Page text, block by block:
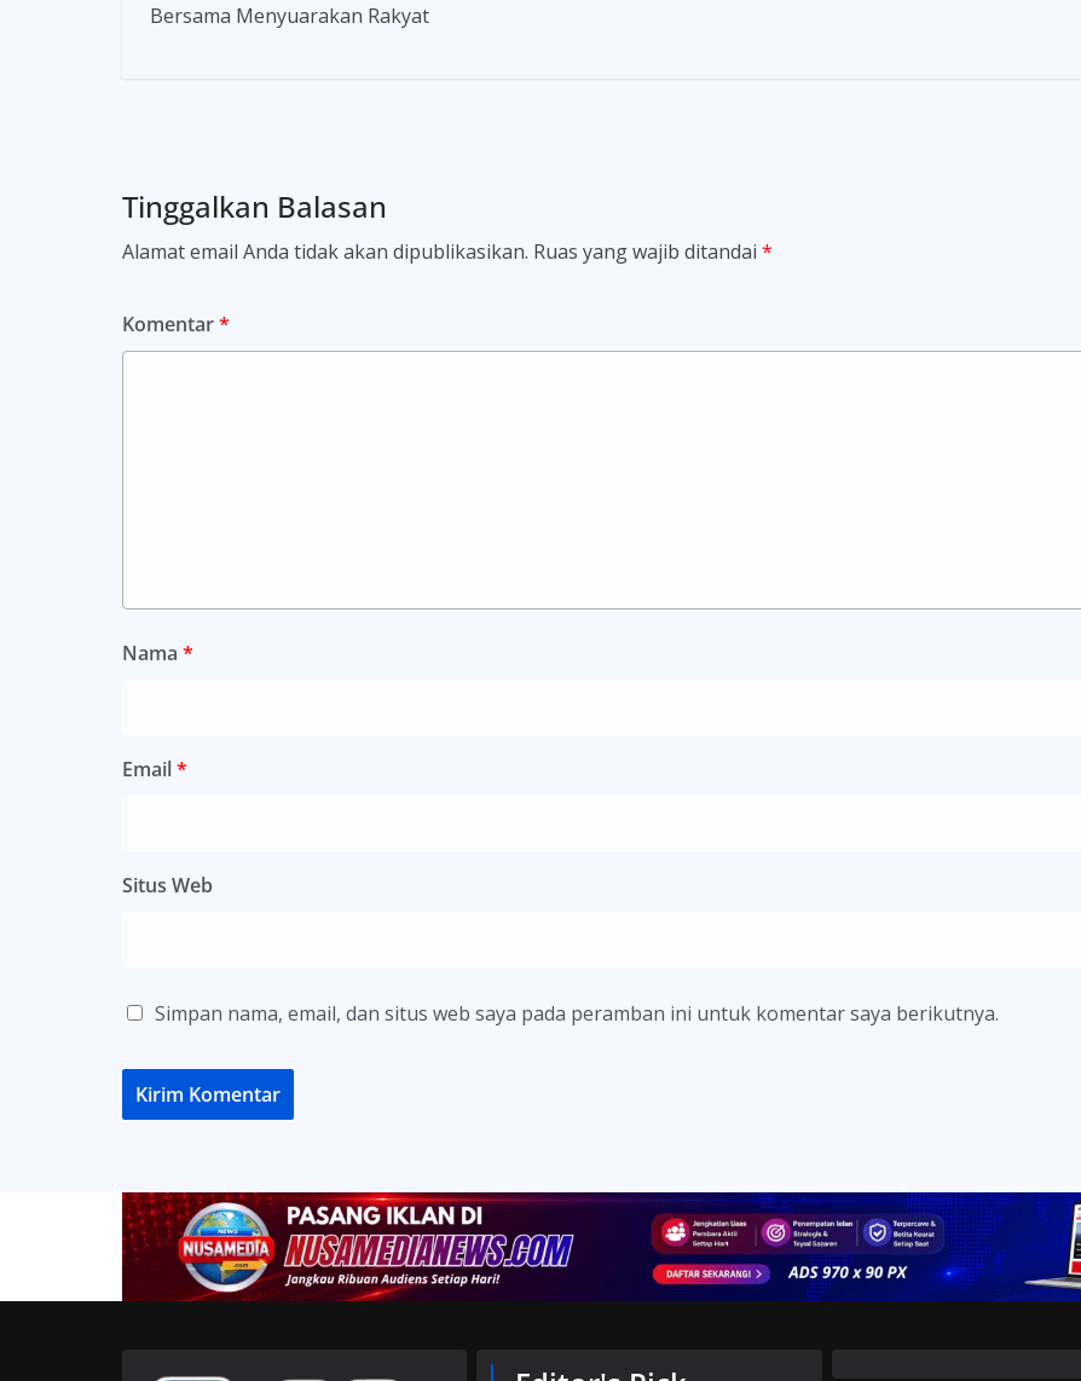
Bersama Menyuarakan Rakyat
Tinggalkan Balasan
Alamat email Anda tidak akan dipublikasikan. Ruas yang wajib ditandai *
Komentar*
Nama *
Email*
Situs Web
Simpan nama, email, dan situs web saya pada peramban ini untuk komentar saya berikutnya.